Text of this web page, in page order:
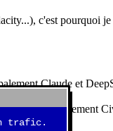
c'est pourquoi
Claude et
trafic.